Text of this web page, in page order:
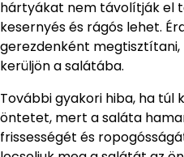
hártyákat nem távolítják el
kesernyés és rágós lehet.
gerezdenként megtisztítani,
kerüljön a salátába.
További gyakori hiba, ha túl
öntetet, mert a saláta
frissességét és